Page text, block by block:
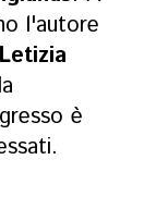
l'autore
Letizia
è